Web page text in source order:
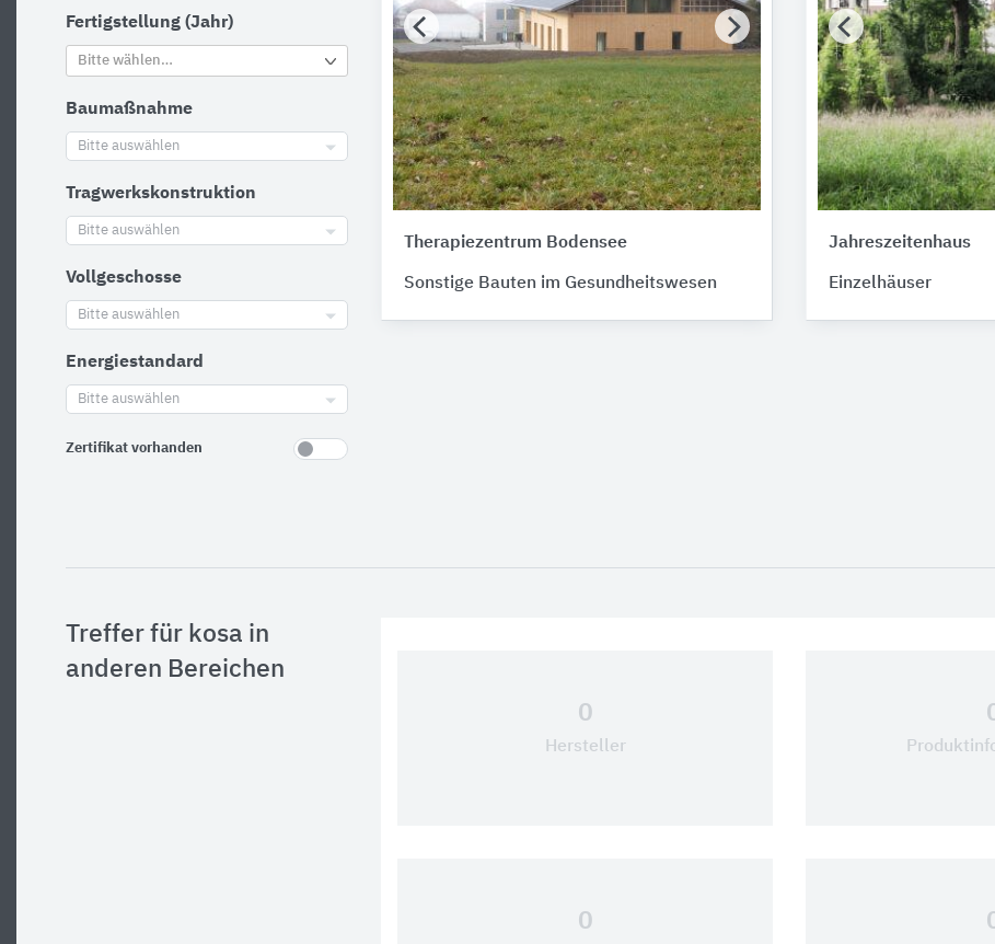
Fertigstellung (Jahr)
Bitte wählen…
Baumaßnahme
Bitte auswählen
Tragwerkskonstruktion
Bitte auswählen
Vollgeschosse
Bitte auswählen
Energiestandard
Bitte auswählen
Zertifikat vorhanden
Therapiezentrum Bodensee
Sonstige Bauten im Gesundheitswesen
Jahreszeitenhaus
Einzelhäuser
Treffer für kosa in
anderen Bereichen
0
Hersteller
0